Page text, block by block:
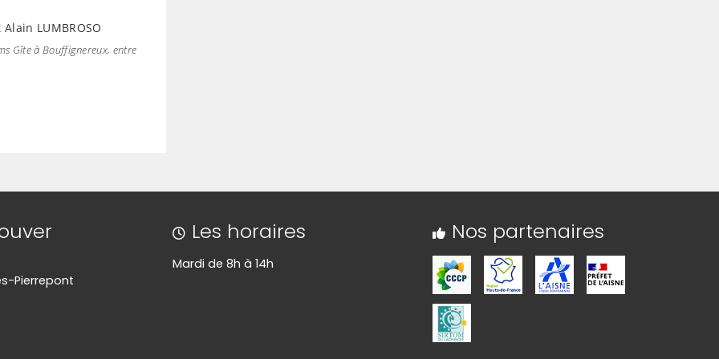
LUMBROSO
Gîte à Bouffignereux, entre
Pierrepont
Les horaires
Mardi de 8h à 14h
Nos partenaires